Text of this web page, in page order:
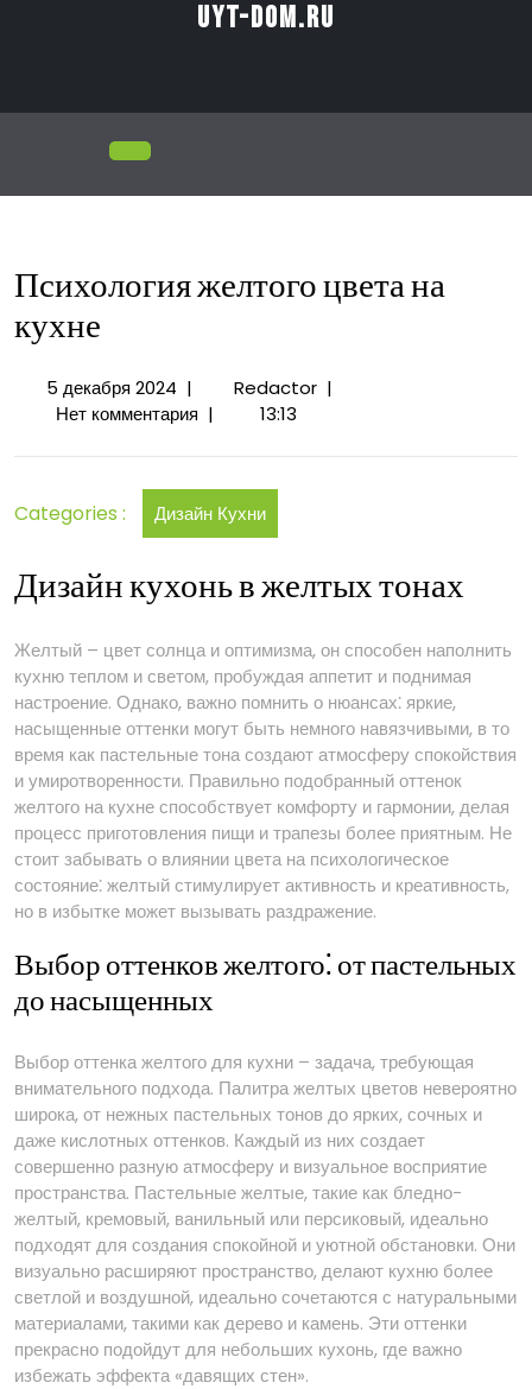
uyt-dom.ru
Психология желтого цвета на
кухне
5 декабря 20245
декабря
| RedactorПсихология
на
|
Нет комментария | 13:13
Categories : Дизайн Кухни
Дизайн кухонь в желтых тонах
Желтый – цвет солнца и оптимизма, он способен наполнить
кухню теплом и светом, пробуждая аппетит и поднимая
настроение. Однако, важно помнить о нюансах⁚ яркие,
насыщенные оттенки могут быть немного навязчивыми, в то
время как пастельные тона создают атмосферу спокойствия
и умиротворенности. Правильно подобранный оттенок
желтого на кухне способствует комфорту и гармонии, делая
процесс приготовления пищи и трапезы более приятным. Не
стоит забывать о влиянии цвета на психологическое
состояние⁚ желтый стимулирует активность и креативность,
но в избытке может вызывать раздражение.
Выбор оттенков желтого⁚ от пастельных
до насыщенных
Выбор оттенка желтого для кухни – задача, требующая
внимательного подхода. Палитра желтых цветов невероятно
широка, от нежных пастельных тонов до ярких, сочных и
даже кислотных оттенков. Каждый из них создает
совершенно разную атмосферу и визуальное восприятие
пространства. Пастельные желтые, такие как бледно-
желтый, кремовый, ванильный или персиковый, идеально
подходят для создания спокойной и уютной обстановки. Они
визуально расширяют пространство, делают кухню более
светлой и воздушной, идеально сочетаются с натуральными
материалами, такими как дерево и камень. Эти оттенки
прекрасно подойдут для небольших кухонь, где важно
избежать эффекта «давящих стен».